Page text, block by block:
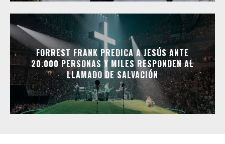
FORREST FRANK PREDICA A JESÚS ANTE
20.000 PERSONAS Y MILES RESPONDEN AL
LLAMADO DE SALVACIÓN